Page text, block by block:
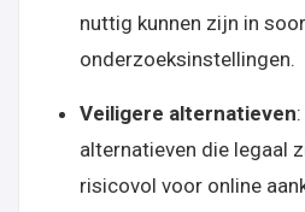
nuttig kunnen zijn in
onderzoeksinstellingen.
Veiligere alternatieven
alternatieven die legaal
risicovol voor online